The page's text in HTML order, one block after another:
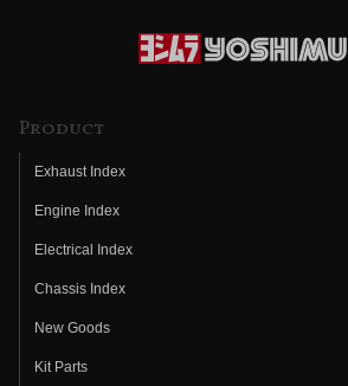
Product
Exhaust Index
Engine Index
Electrical Index
Chassis Index
New Goods
Kit Parts